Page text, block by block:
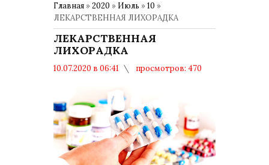
Главная »2020 » Июль »10 »
ЛЕКАРСТВЕННАЯ ЛИХОРАДКА
ЛЕКАРСТВЕННАЯ
ЛИХОРАДКА
10.07.2020 в 06:41
просмотров: 470